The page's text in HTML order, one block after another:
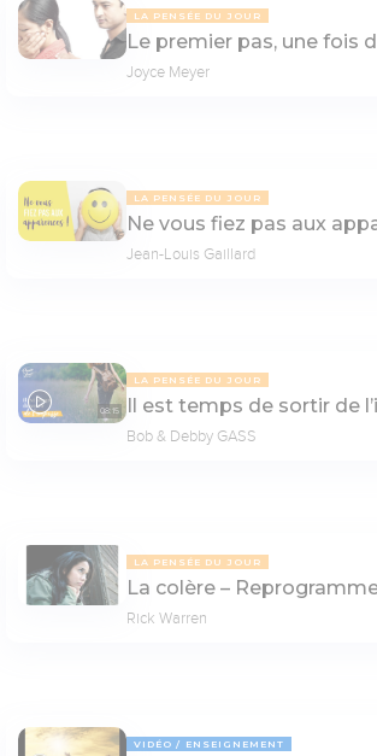
LA PENSÉE DU JOUR
Le premier pas, une fois
Joyce Meyer
LA PENSÉE DU JOUR
Ne vous fiez pas aux
Jean-Louis Gaillard
08:15
LA PENSÉE DU JOUR
Il est temps de sortir de
Bob & Debby GASS
LA PENSÉE DU JOUR
La colère –
Rick Warren
VIDÉO ENSEIGNEMENT